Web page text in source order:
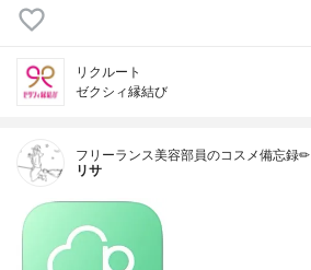
リクルート
ゼクシィ縁結び
フリーランス美容部員のコスメ備忘録✏︎
リサ